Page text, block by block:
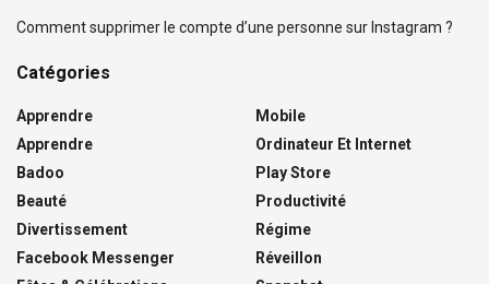
Comment supprimer le compte d’une personne sur Instagram ?
Catégories
Apprendre
Apprendre
Badoo
Beauté
Divertissement
Facebook Messenger
Mobile
Ordinateur Et Internet
Play Store
Productivité
Régime
Réveillon